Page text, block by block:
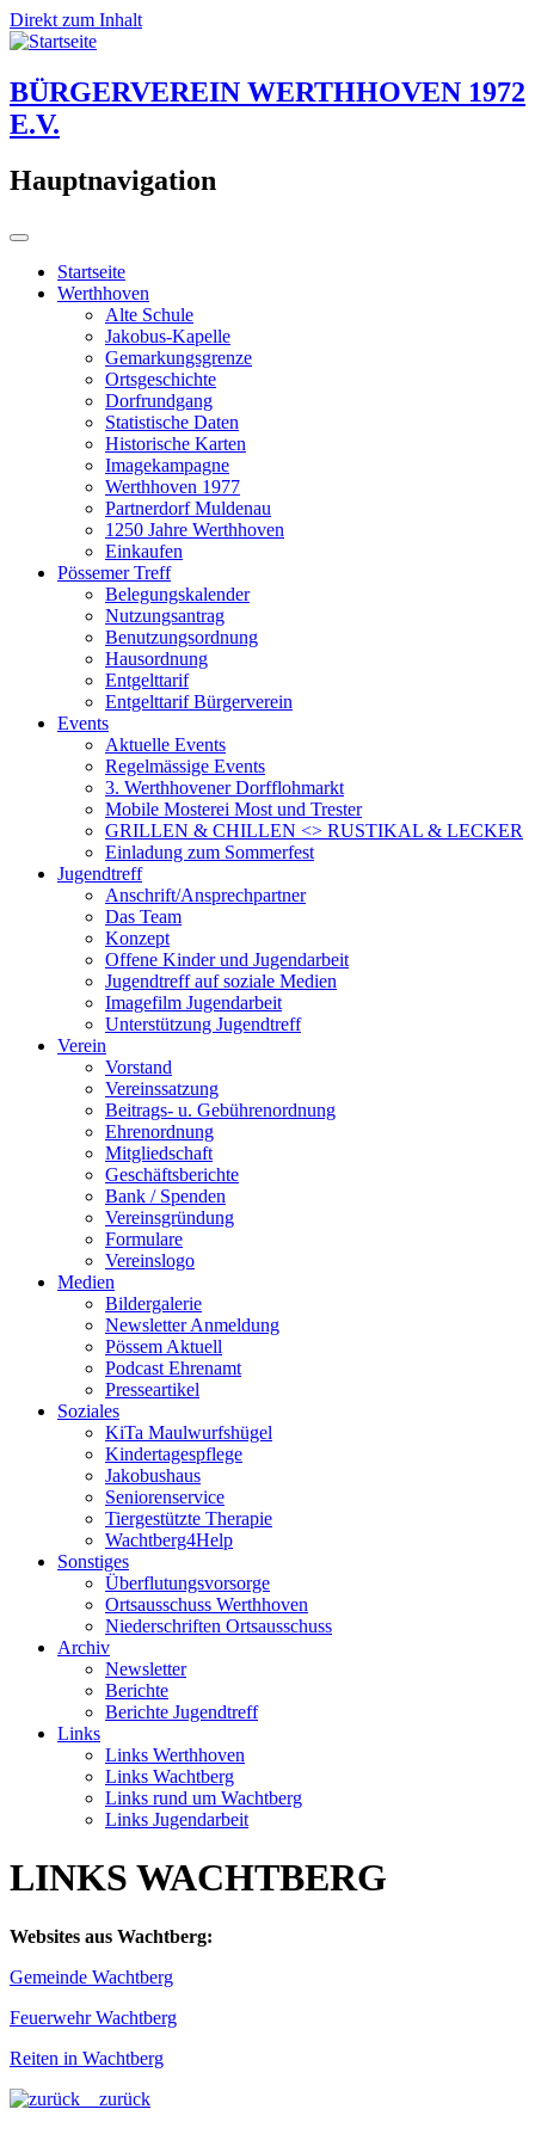
Direkt zum Inhalt
BÜRGERVEREIN WERTHHOVEN 1972
E.V.
Hauptnavigation
Startseite
Werthhoven
Alte Schule
Jakobus-Kapelle
Gemarkungsgrenze
Ortsgeschichte
Dorfrundgang
Statistische Daten
Historische Karten
Imagekampagne
Werthhoven 1977
Partnerdorf Muldenau
1250 Jahre Werthhoven
Einkaufen
Pössemer Treff
Belegungskalender
Nutzungsantrag
Benutzungsordnung
Hausordnung
Entgelttarif
Entgelttarif Bürgerverein
Events
Aktuelle Events
Regelmässige Events
3. Werthhovener Dorfflohmarkt
Mobile Mosterei Most und Trester
GRILLEN & CHILLEN <> RUSTIKAL & LECKER
Einladung zum Sommerfest
Jugendtreff
Anschrift/Ansprechpartner
Das Team
Konzept
Offene Kinder und Jugendarbeit
Jugendtreff auf soziale Medien
Imagefilm Jugendarbeit
Unterstützung Jugendtreff
Verein
Vorstand
Vereinssatzung
Beitrags- u. Gebührenordnung
Ehrenordnung
Mitgliedschaft
Geschäftsberichte
Bank / Spenden
Vereinsgründung
Formulare
Vereinslogo
Medien
Bildergalerie
Newsletter Anmeldung
Pössem Aktuell
Podcast Ehrenamt
Presseartikel
Soziales
KiTa Maulwurfshügel
Kindertagespflege
Jakobushaus
Seniorenservice
Tiergestützte Therapie
Wachtberg4Help
Sonstiges
Überflutungsvorsorge
Ortsausschuss Werthhoven
Niederschriften Ortsausschuss
Archiv
Newsletter
Berichte
Berichte Jugendtreff
Links
Links Werthhoven
Links Wachtberg
Links rund um Wachtberg
Links Jugendarbeit
LINKS WACHTBERG
Websites aus Wachtberg:
Gemeinde Wachtberg
Feuerwehr Wachtberg
Reiten in Wachtberg
zurück